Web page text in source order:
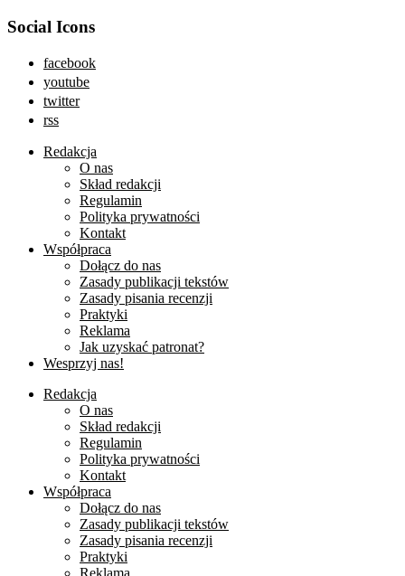
Social Icons
facebook
youtube
twitter
rss
Redakcja
O nas
Skład redakcji
Regulamin
Polityka prywatności
Kontakt
Współpraca
Dołącz do nas
Zasady publikacji tekstów
Zasady pisania recenzji
Praktyki
Reklama
Jak uzyskać patronat?
Wesprzyj nas!
Redakcja
O nas
Skład redakcji
Regulamin
Polityka prywatności
Kontakt
Współpraca
Dołącz do nas
Zasady publikacji tekstów
Zasady pisania recenzji
Praktyki